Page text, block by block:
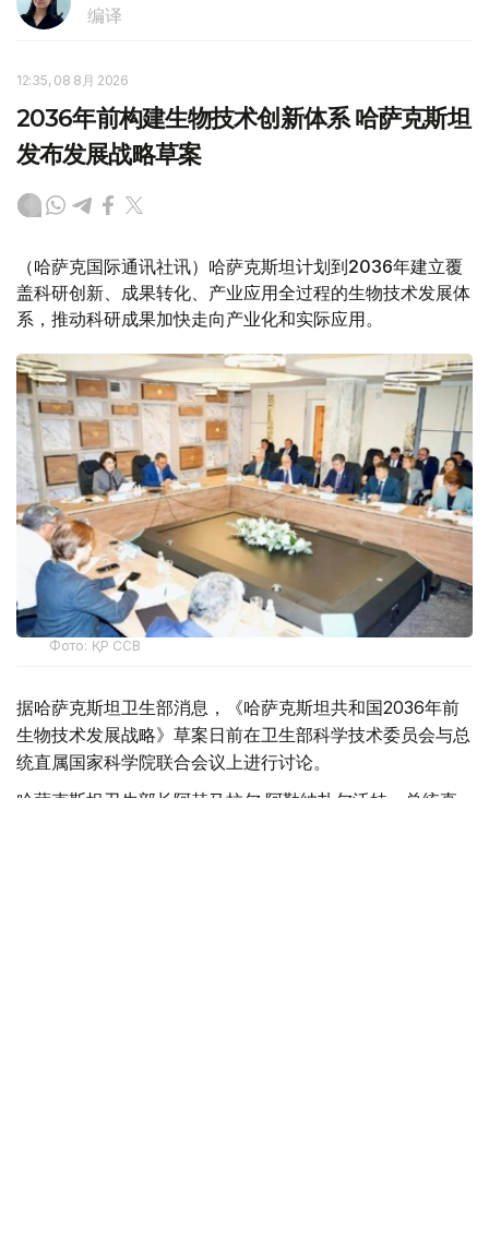
编译
12:35, 08 8月 2026
2036年前构建生物技术创新体系 哈萨克斯坦
发布发展战略草案
（哈萨克国际通讯社讯）哈萨克斯坦计划到2036年建立覆
盖科研创新、成果转化、产业应用全过程的生物技术发展体
系，推动科研成果加快走向产业化和实际应用。
Фото: ҚР ССВ
据哈萨克斯坦卫生部消息，《哈萨克斯坦共和国2036年前
生物技术发展战略》草案日前在卫生部科学技术委员会与总
统直属国家科学院联合会议上进行讨论。
哈萨克斯坦卫生部长阿赫马拉尔·阿勒纳扎尔沃娃、总统直